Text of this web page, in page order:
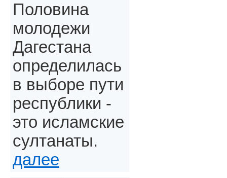
Половина
молодежи
Дагестана
определилась
в выборе пути
республики -
это исламские
султанаты.
далее